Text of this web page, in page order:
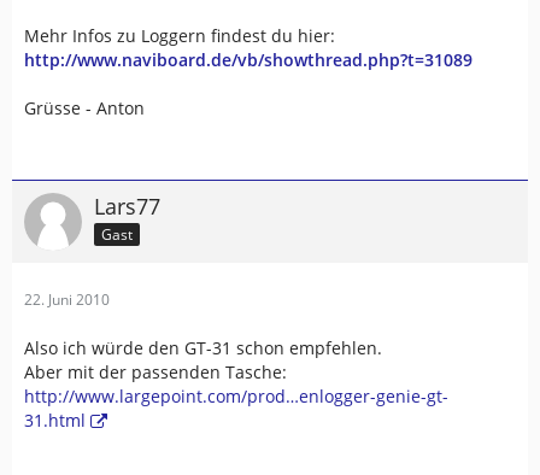
Mehr Infos zu Loggern findest du hier:
http://www.naviboard.de/vb/showthread.php?t=31089
Grüsse - Anton
Lars77
Gast
22. Juni 2010
Also ich würde den GT-31 schon empfehlen.
Aber mit der passenden Tasche:
http://www.largepoint.com/prod…enlogger-genie-gt-
31.html